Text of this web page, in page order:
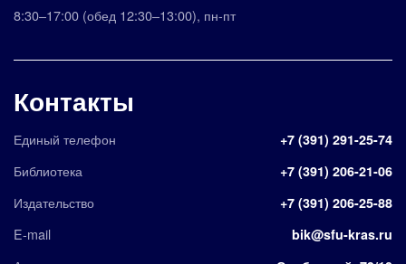
8:30–17:00 (обед 12:30–13:00), пн-пт
Контакты
Единый телефон +7 (391) 291-25-74
Библиотека +7 (391) 206-21-06
Издательство +7 (391) 206-25-88
E-mail bik@sfu-kras.ru